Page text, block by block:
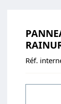
Réf.